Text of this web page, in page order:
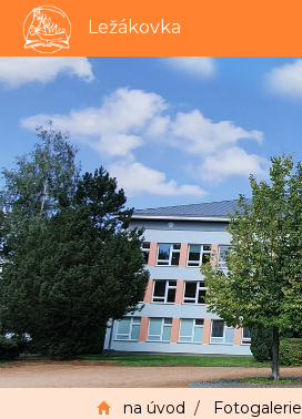
Ležákovka
na úvod / Fotogalerie